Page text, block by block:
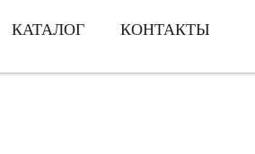
КАТАЛОГ КОНТАКТЫ